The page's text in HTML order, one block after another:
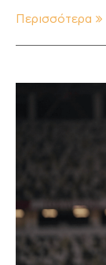
Περισσότερα